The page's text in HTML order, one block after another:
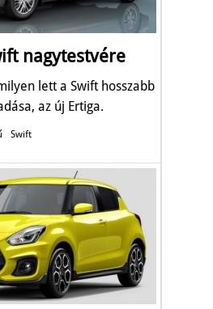
nagytestvére
lett a Swift hosszabb
az új Ertiga.
Swift